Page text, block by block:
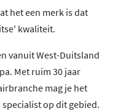
het een merk is dat
kwaliteit.
vanuit West-Duitsland
Met ruim 30 jaar
mag je het
op dit gebied.